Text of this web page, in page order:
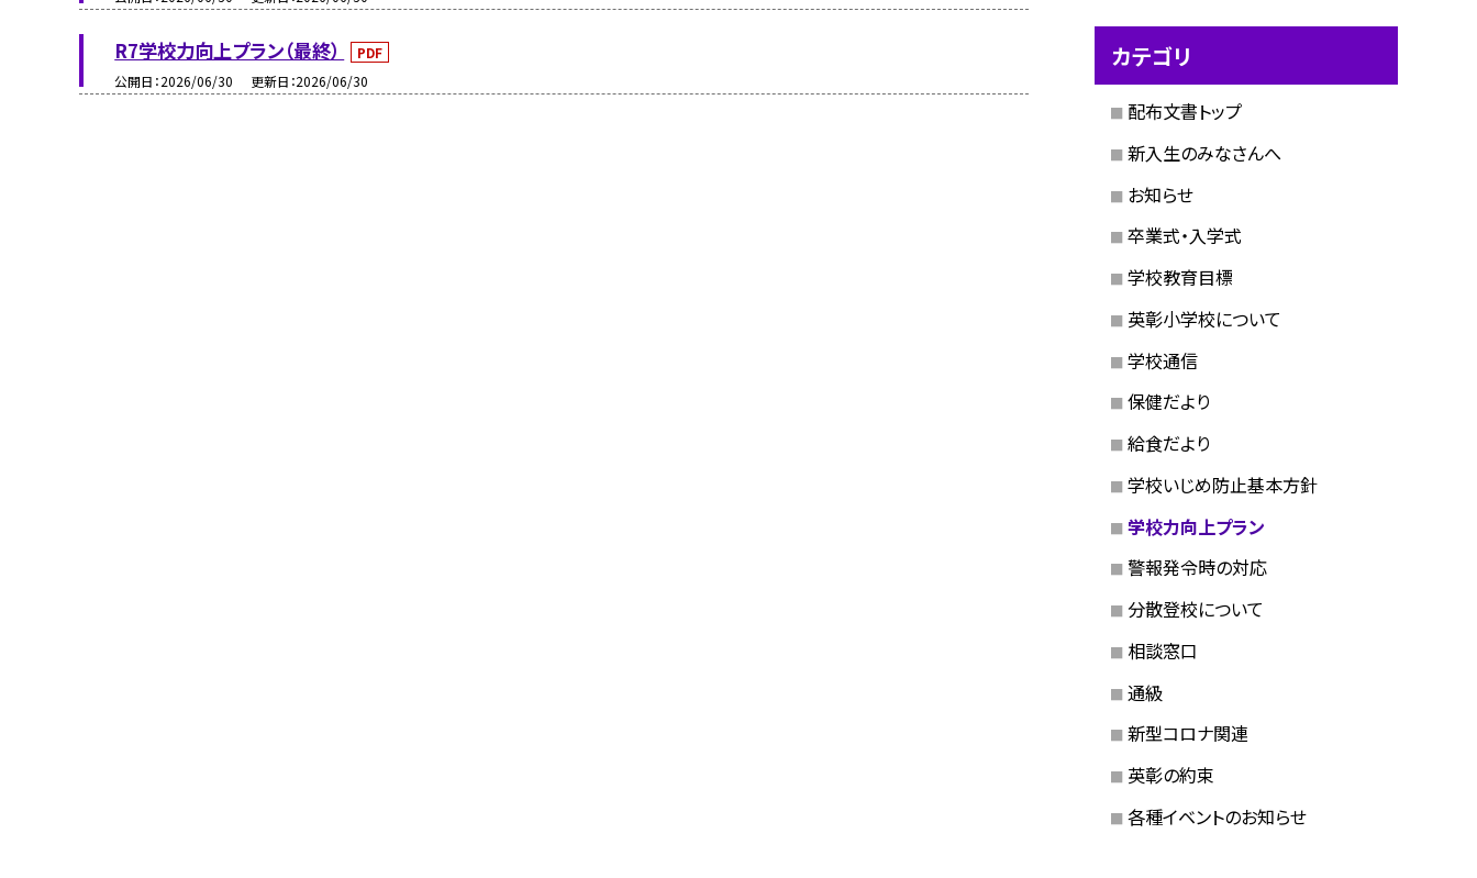
R7学校力向上プラン（最終）
PDF
公開日 2026/06/30 更新日 2026/06/30
カテゴリ
配布文書トップ
新入生のみなさんへ
お知らせ
卒業式・入学式
学校教育目標
英彰小学校について
学校通信
保健だより
給食だより
学校いじめ防止基本方針
学校力向上プラン
警報発令時の対応
分散登校について
相談窓口
通級
新型コロナ関連
英彰の約束
各種イベントのお知らせ